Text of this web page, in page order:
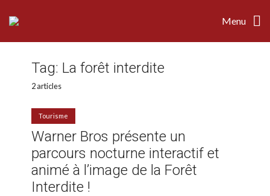
Menu
Tag: La forêt interdite
2 articles
Tourisme
Warner Bros présente un
parcours nocturne interactif et
animé à l’image de la Forêt
Interdite !